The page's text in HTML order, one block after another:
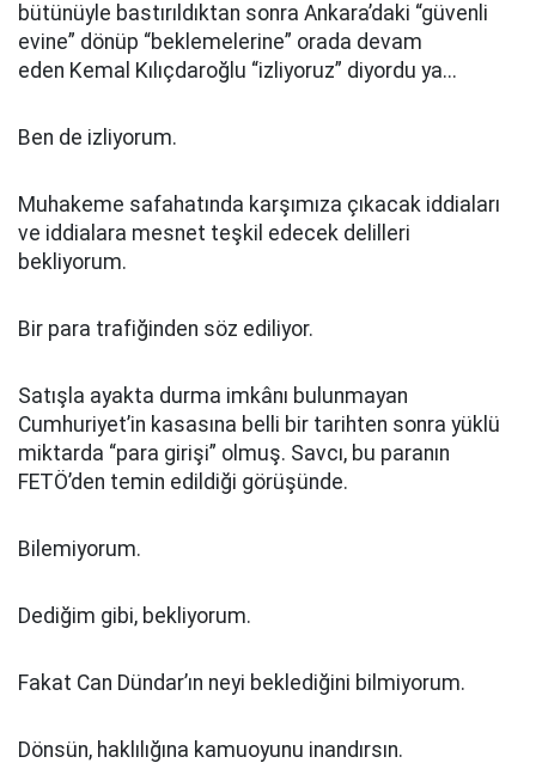
bütünüyle bastırıldıktan sonra Ankara’daki “güvenli
evine” dönüp “beklemelerine” orada devam
eden Kemal Kılıçdaroğlu “izliyoruz” diyordu ya...
Ben de izliyorum.
Muhakeme safahatında karşımıza çıkacak iddiaları
ve iddialara mesnet teşkil edecek delilleri
bekliyorum.
Bir para trafiğinden söz ediliyor.
Satışla ayakta durma imkânı bulunmayan
Cumhuriyet’in kasasına belli bir tarihten sonra yüklü
miktarda “para girişi” olmuş. Savcı, bu paranın
FETÖ’den temin edildiği görüşünde.
Bilemiyorum.
Dediğim gibi, bekliyorum.
Fakat Can Dündar’ın neyi beklediğini bilmiyorum.
Dönsün, haklılığına kamuoyunu inandırsın.